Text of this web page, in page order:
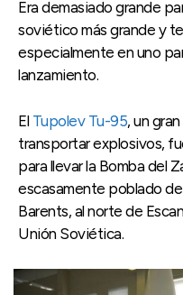
Era demasiado grande
soviético más grande y
especialmente en uno
lanzamiento.
El Tupolev Tu-95, un
transportar explosivos,
para llevar la Bomba del
escasamente poblado
Barents, al norte de
Unión Soviética.